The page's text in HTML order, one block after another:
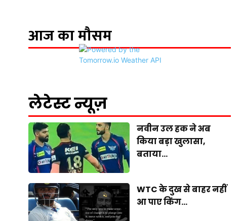
आज का मौसम
लेटेस्ट न्यूज़
नवीन उल हक ने अब
किया बड़ा खुलासा,
बताया...
WTC के दुख से बाहर नहीं
आ पाए किंग...